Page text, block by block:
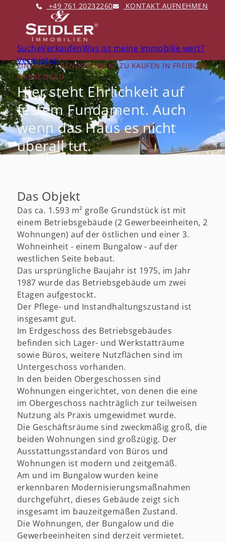
+49 761 20232260 KONTAKT AUFNEHMEN
SucheVerkaufenWas ist meine Immobilie wert?
Vermieten
ZINSHAUS / RENDITEOBJEKT ZU KAUFEN IN FREIBURG
IM BREISGAU
Hier steht Ehrlichkeit auf
festem Fundament. Auch
wenn das Haus es nicht
überall tut.
Das Objekt
Das ca. 1.593 m² große Grundstück ist mit
einem Betriebsgebäude (2 Gewerbeeinheiten, 2
Wohnungen) auf der östlichen und einer 3.
Wohneinheit - einem Bungalow - auf der
westlichen Seite bebaut.
Das ursprüngliche Baujahr ist 1975, im Jahr
1987 wurde das Betriebsgebäude um zwei
Etagen aufgestockt.
Der Pflege- und Instandhaltungszustand ist
insgesamt gut.
Im Erdgeschoss des Betriebsgebäudes
befinden sich Lager- und Werkstatträume
sowie Büros, weitere Nutzflächen sind im
Untergeschoss vorhanden.
In den beiden Obergeschossen sind
Wohnungen eingerichtet, von denen die eine
im Obergeschoss nachträglich zur teilweisen
Nutzung als Praxis umgewidmet wurde.
Die Geschäftsräume sind zweckmäßig groß, die
beiden Wohnungen sind großzügig. Der
Ausstattungsstandard von Büros und
Wohnungen ist modern und zeitgemäß.
Am und im Bungalow wurden keine
erkennbaren Modernisierungsmaßnahmen
durchgeführt, dieses Gebäude zeigt sich
insgesamt im bauzeitgemäßen Zustand.
Die Wohnungen, der Bungalow und die
Gewerbeeinheiten sind derzeit vermietet.